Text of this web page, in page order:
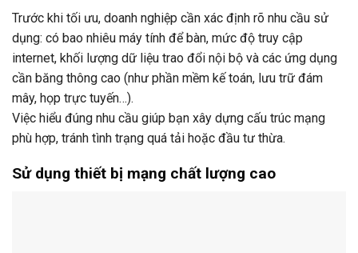
Trước khi tối ưu, doanh nghiệp cần xác định rõ nhu cầu sử
dụng: có bao nhiêu máy tính để bàn, mức độ truy cập
internet, khối lượng dữ liệu trao đổi nội bộ và các ứng dụng
cần băng thông cao (như phần mềm kế toán, lưu trữ đám
mây, họp trực tuyến…).
Việc hiểu đúng nhu cầu giúp bạn xây dựng cấu trúc mạng
phù hợp, tránh tình trạng quá tải hoặc đầu tư thừa.
Sử dụng thiết bị mạng chất lượng cao